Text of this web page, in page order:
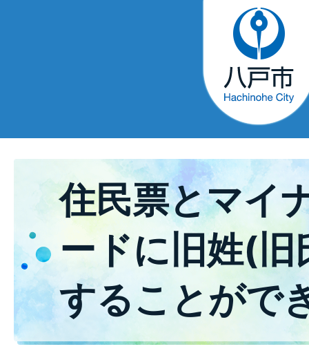
住民票とマイ
ードに旧姓(旧
することがで